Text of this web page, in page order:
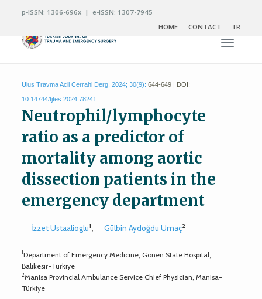
p-ISSN: 1306-696x | e-ISSN: 1307-7945
HOME
CONTACT TR
Toggle
Ulus Travma Acil Cerrahi Derg. 2024; 30(9): 644-649 | DOI:
10.14744/tjtes.2024.78241
Neutrophil/lymphocyte
ratio as a predictor of
mortality among aortic
dissection patients in the
emergency department
İzzet Ustaalioglu1, Gülbin Aydoğdu Umaç2
1Department of Emergency Medicine, Gönen State Hospital,
Balıkesir-Türkiye
2Manisa Provincial Ambulance Service Chief Physician, Manisa-
Türkiye